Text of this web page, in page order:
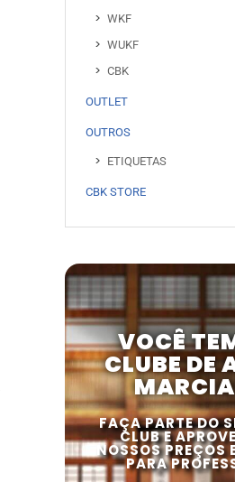
WKF
WUKF
CBK
OUTLET
OUTROS
ETIQUETAS
CBK STORE
VOCÊ
CLUBE DE
FAÇA PARTE DO
CLUB E
NOSSOS PREÇOS
PARA